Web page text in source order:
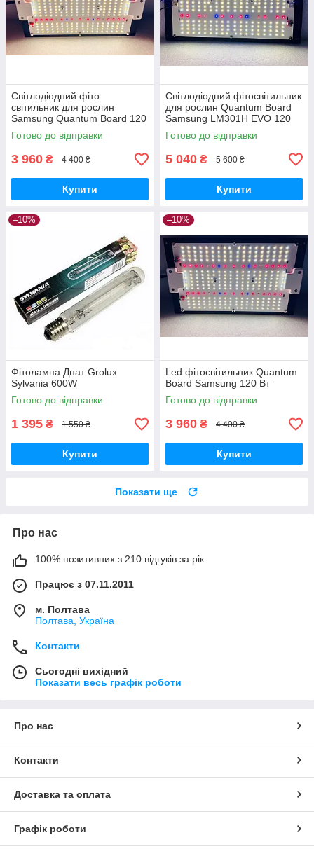
Світлодіодний фіто
світильник для рослин
Samsung Quantum Board 120
ВТ
Готово до відправки
3 960 ₴ 4 400 ₴
Купити
Світлодіодний фітосвітильник
для рослин Quantum Board
Samsung LM301H EVO 120
Вт + Osram FR + CREE IR +
LG UV
Готово до відправки
5 040 ₴ 5 600 ₴
Купити
–10%
Фітолампа Днат Grolux
Sylvania 600W
Готово до відправки
1 395 ₴ 1 550 ₴
Купити
–10%
Led фітосвітильник Quantum
Board Samsung 120 Вт
Готово до відправки
3 960 ₴ 4 400 ₴
Купити
Показати ще
Про нас
100% позитивних з 210 відгуків за рік
Працює з 07.11.2011
м. Полтава
Полтава, Україна
Контакти
Сьогодні вихідний
Показати весь графік роботи
Про нас
Контакти
Доставка та оплата
Графік роботи